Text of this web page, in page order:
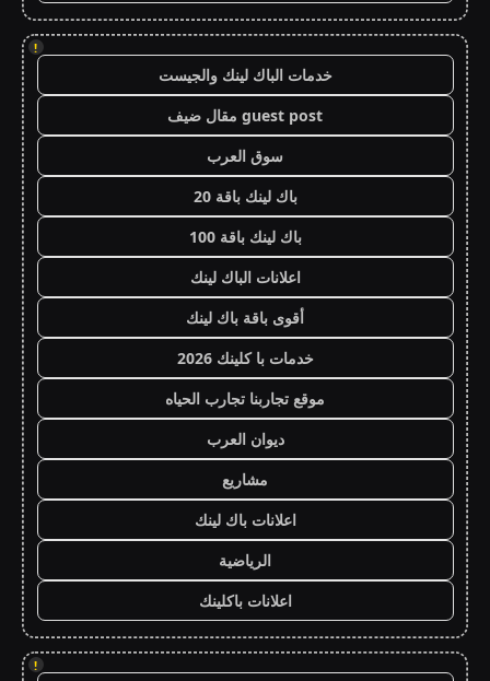
!
خدمات الباك لينك والجيست
guest post مقال ضيف
سوق العرب
باك لينك باقة 20
باك لينك باقة 100
اعلانات الباك لينك
أقوى باقة باك لينك
خدمات با كلينك 2026
موقع تجاربنا تجارب الحياه
ديوان العرب
مشاريع
اعلانات باك لينك
الرياضية
اعلانات باكلينك
!